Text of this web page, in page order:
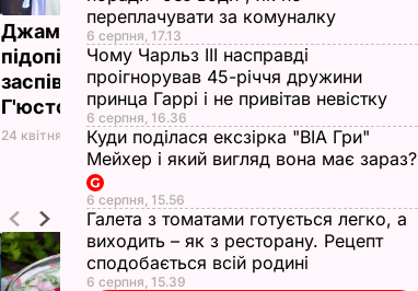
Джамала з
підопічними
заспівала пісню
Г'юстон. Відео
24 квітня, 16.00НОВИНИ
Джамала заспівала
під акомпанемент
піаніста Амасяна
24 квітня, 10.26 НОВИНИ
переплачувати за комуналку
6 серпня, 17.13
Чому Чарльз III насправді
проігнорував 45-річчя дружини
принца Гаррі і не привітав невістку
6 серпня, 16.36
Куди поділася ексзірка "ВІА Гри"
Мейхер і який вигляд вона має зараз?
6 серпня, 15.56
Галета з томатами готується легко, а
виходить – як з ресторану. Рецепт
сподобається всій родині
6 серпня, 15.39